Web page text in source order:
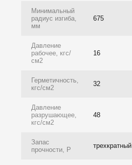
Минимальный
радиус изгиба,
мм
675
Давление
рабочее, кгс/
см2
16
Герметичность,
кгс/см2
32
Давление
разрушающее,
кгс/см2
48
Запас
прочности, P
трехкратный